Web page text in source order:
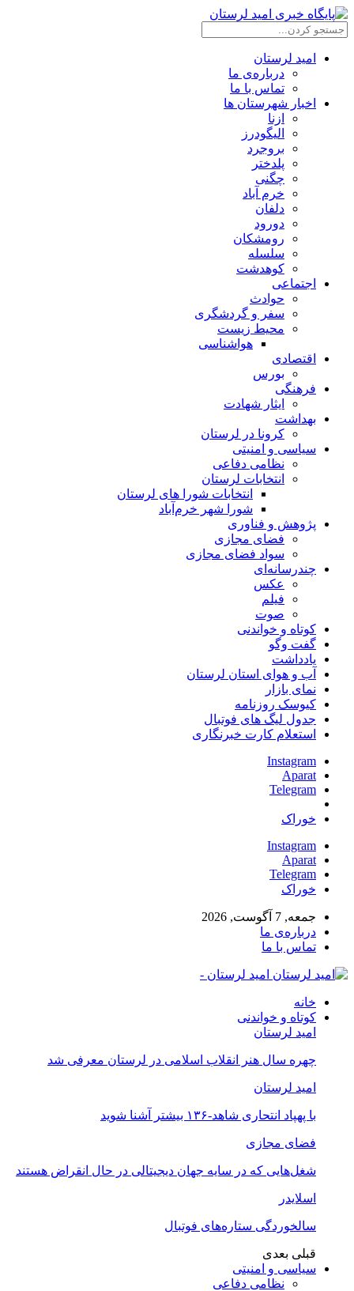
امید لرستان
درباره‌ی ما
تماس با ما
اخبار شهرستان ها
ازنا
الیگودرز
بروجرد
پلدختر
چگنی
خرم آباد
دلفان
دورود
رومشکان
سلسله
کوهدشت
اجتماعی
حوادث
سفر و گردشگری
محیط زیست
هواشناسی
اقتصادی
بورس
فرهنگی
ایثار شهادت
بهداشت
کرونا در لرستان
سیاسی و امنیتی
نظامی دفاعی
انتخابات لرستان
انتخابات شورا های لرستان
شورا شهر خرم‌آباد
پژوهش و فناوری
فضای مجازی
سواد فضای مجازی
چندرسانه‌ای
عكس
فیلم
صوت
کوتاه و خواندنی
گفت وگو
یادداشت
آب و هوای استان لرستان
نمای بازار
کیوسک روزنامه
جدول لیگ های فوتبال
استعلام کارت خبرنگاری
Instagram
Aparat
Telegram
خوراک
Instagram
Aparat
Telegram
خوراک
جمعه, 7 آگوست, 2026
درباره‌ی ما
تماس با ما
امید لرستان -
خانه
کوتاه و خواندنی
امید لرستان
چهره سال هنر انقلاب اسلامی در لرستان معرفی شد
امید لرستان
با پهپاد انتحاری شاهد-۱۳۶ بیشتر آشنا شوید
فضای مجازی
شغل‌‌هایی که در سایه جهان دیجیتالی در حال انقراض هستند
اسلایدر
سالخوردگی ستاره‌های فوتبال
قبلی بعدی
سیاسی و امنیتی
نظامی دفاعی